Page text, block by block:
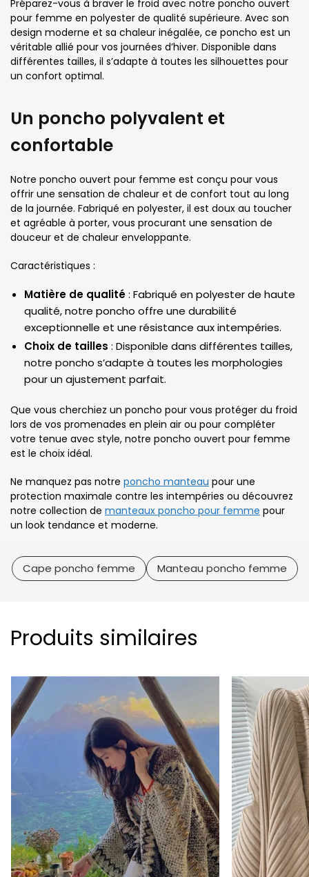
Préparez-vous à braver le froid avec notre poncho ouvert
pour femme en polyester de qualité supérieure. Avec son
design moderne et sa chaleur inégalée, ce poncho est un
véritable allié pour vos journées d’hiver. Disponible dans
différentes tailles, il s’adapte à toutes les silhouettes pour
un confort optimal.
Un poncho polyvalent et
confortable
Notre poncho ouvert pour femme est conçu pour vous
offrir une sensation de chaleur et de confort tout au long
de la journée. Fabriqué en polyester, il est doux au toucher
et agréable à porter, vous procurant une sensation de
douceur et de chaleur enveloppante.
Caractéristiques :
Matière de qualité: Fabriqué en polyester de haute
qualité, notre poncho offre une durabilité
exceptionnelle et une résistance aux intempéries.
Choix de tailles : Disponible dans différentes tailles,
notre poncho s’adapte à toutes les morphologies
pour un ajustement parfait.
Que vous cherchiez un poncho pour vous protéger du froid
lors de vos promenades en plein air ou pour compléter
votre tenue avec style, notre poncho ouvert pour femme
est le choix idéal.
Ne manquez pas notre poncho manteau pour une
protection maximale contre les intempéries ou découvrez
notre collection de manteaux poncho pour femme pour
un look tendance et moderne.
Cape poncho femme Manteau poncho femme
Produits similaires